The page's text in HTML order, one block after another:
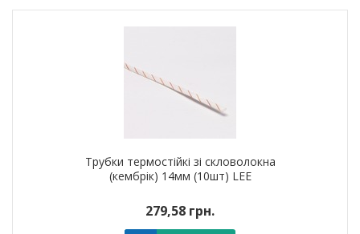
Трубки термостійкі зі скловолокна
(кембрік) 14мм (10шт) LEE
279,58 грн.